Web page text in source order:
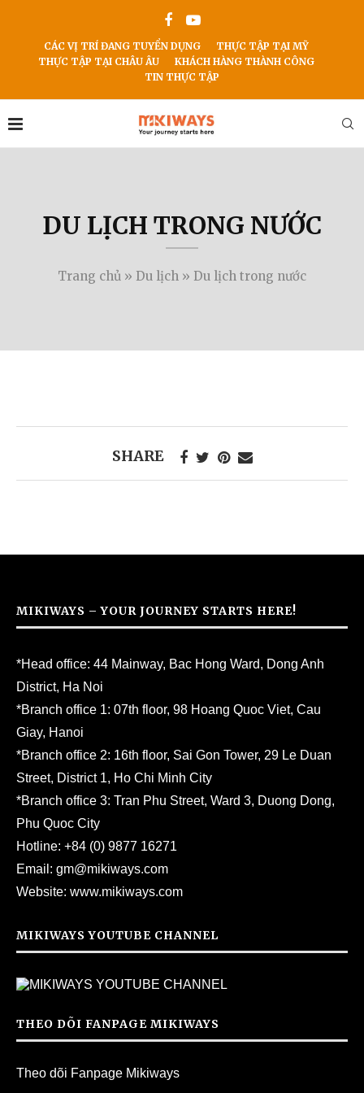
CÁC VỊ TRÍ ĐANG TUYỂN DỤNG
THỰC TẬP TẠI MỸ
THỰC TẬP TẠI CHÂU ÂU
KHÁCH HÀNG THÀNH CÔNG
TIN THỰC TẬP
DU LỊCH TRONG NƯỚC
Trang chủ » Du lịch » Du lịch trong nước
SHARE
MIKIWAYS – YOUR JOURNEY STARTS HERE!
*Head office: 44 Mainway, Bac Hong Ward, Dong Anh
District, Ha Noi
*Branch office 1: 07th floor, 98 Hoang Quoc Viet, Cau
Giay, Hanoi
*Branch office 2: 16th floor, Sai Gon Tower, 29 Le Duan
Street, District 1, Ho Chi Minh City
*Branch office 3: Tran Phu Street, Ward 3, Duong Dong,
Phu Quoc City
Hotline: +84 (0) 9877 16271
Email: gm@mikiways.com
Website: www.mikiways.com
MIKIWAYS YOUTUBE CHANNEL
THEO DÕI FANPAGE MIKIWAYS
Theo dõi Fanpage Mikiways